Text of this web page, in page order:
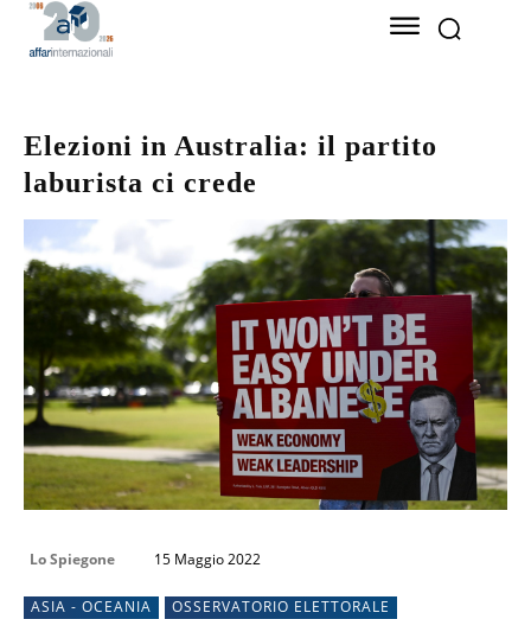
Elezioni in Australia: il partito
laburista ci crede
Lo Spiegone 15 Maggio 2022
ASIA - OCEANIA OSSERVATORIO ELETTORALE